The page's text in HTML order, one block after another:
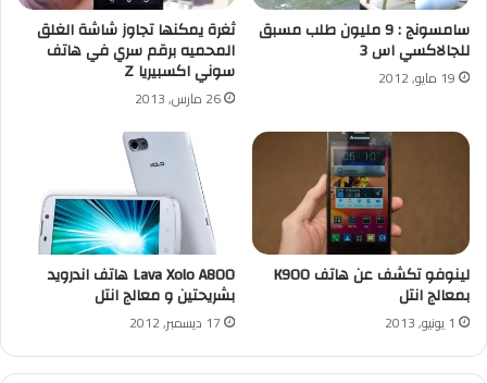
سامسونج : 9 مليون طلب مسبق
للجالاكسي اس 3
19 مايو, 2012
ثغرة يمكنها تجاوز شاشة الغلق
المحميه برقم سري في هاتف
سوني اكسبيريا Z
26 مارس, 2013
لينوفو تكشف عن هاتف K900
بمعالج انتل
1 يونيو, 2013
Lava Xolo A800 هاتف اندرويد
بشريحتين و معالج انتل
17 ديسمبر, 2012